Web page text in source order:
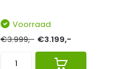
Voorraad
€3.999,- €3.199,-